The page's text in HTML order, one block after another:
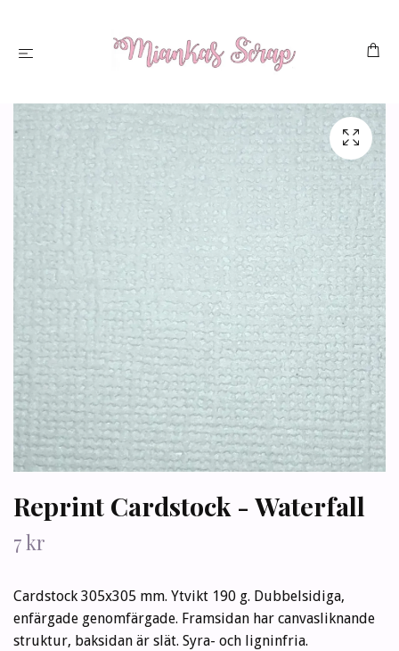
Reprint Cardstock - Waterfall
7 kr
Cardstock 305x305 mm. Ytvikt 190 g. Dubbelsidiga,
enfärgade genomfärgade. Framsidan har canvasliknande
struktur, baksidan är slät. Syra- och ligninfria.